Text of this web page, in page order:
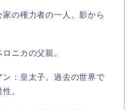
家の権力者の一人。影から
ニカの父親。
ン：皇太子。過去の世界で
。